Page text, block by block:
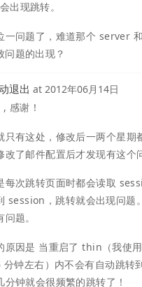
出现跳转。
一问题了，难道那个 server
题的出现？
退出 at 2012年06月14日
, 感谢！
只有这处，修改后一两个星期
改了邮件配置后才发现有这个
每次跳转页面时都会读取
session，跳转就会出现问题
题。
原因是 当重启了 thin（我使
分钟左右）内不会有自动跳转
分钟就会很频繁的跳转了！